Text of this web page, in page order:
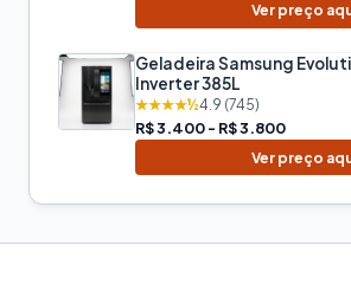
Ver preço
Geladeira Samsung
Inverter 385L
★★★★½4.9 (745)
R$ 3.400 - R$ 3.800
Ver preço